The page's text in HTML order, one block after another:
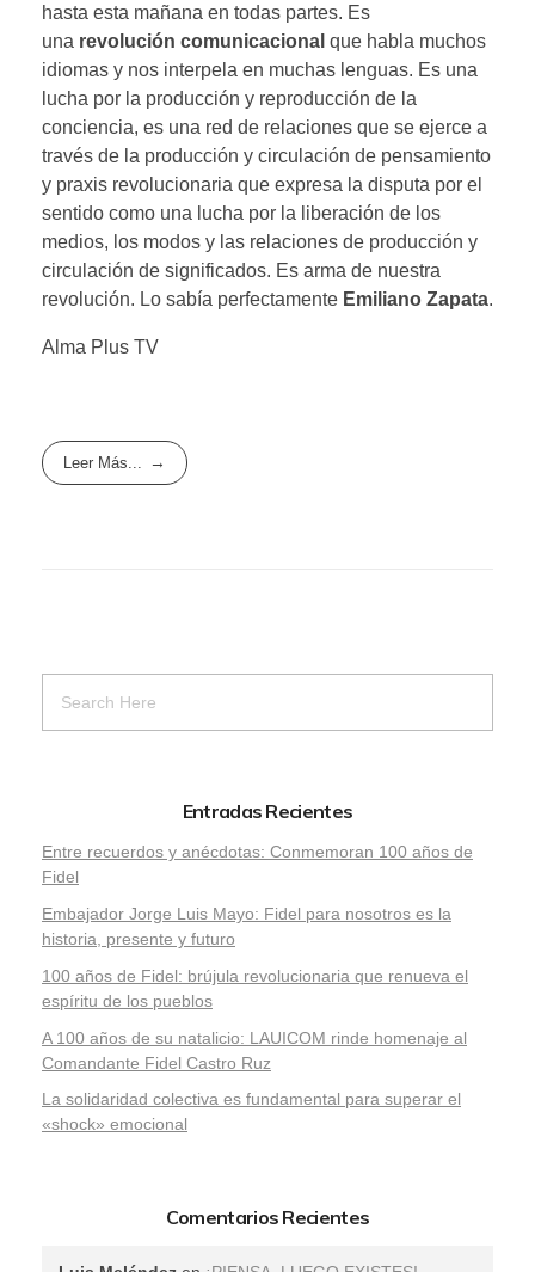
hasta esta mañana en todas partes. Es
una revolución comunicacional que habla muchos
idiomas y nos interpela en muchas lenguas. Es una
lucha por la producción y reproducción de la
conciencia, es una red de relaciones que se ejerce a
través de la producción y circulación de pensamiento
y praxis revolucionaria que expresa la disputa por el
sentido como una lucha por la liberación de los
medios, los modos y las relaciones de producción y
circulación de significados. Es arma de nuestra
revolución. Lo sabía perfectamente Emiliano Zapata.
Alma Plus TV
Leer Más...
Entradas Recientes
Entre recuerdos y anécdotas: Conmemoran 100 años de
Fidel
Embajador Jorge Luis Mayo: Fidel para nosotros es la
historia, presente y futuro
100 años de Fidel: brújula revolucionaria que renueva el
espíritu de los pueblos
A 100 años de su natalicio: LAUICOM rinde homenaje al
Comandante Fidel Castro Ruz
La solidaridad colectiva es fundamental para superar el
«shock» emocional
Comentarios Recientes